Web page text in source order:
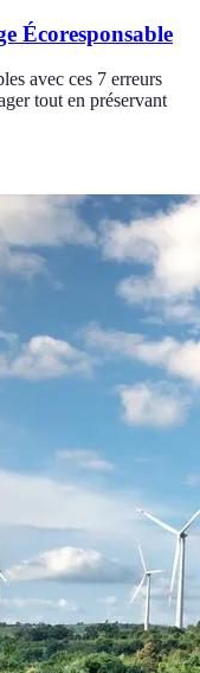
Écoresponsable
avec ces 7 erreurs
tout en préservant